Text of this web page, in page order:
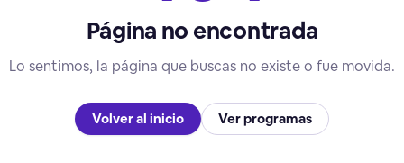
Página no encontrada
Lo sentimos, la página que buscas no existe o fue movida.
Volver al inicio Ver programas